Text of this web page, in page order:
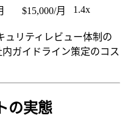
$15,000/月 1.4x
ュリティレビュー体制の
ガイドライン策定のコス
の実態